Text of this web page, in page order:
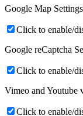
Google Map
Click to enable/
Google reCaptcha
Click to enable/
Vimeo and Youtube
Click to enable/